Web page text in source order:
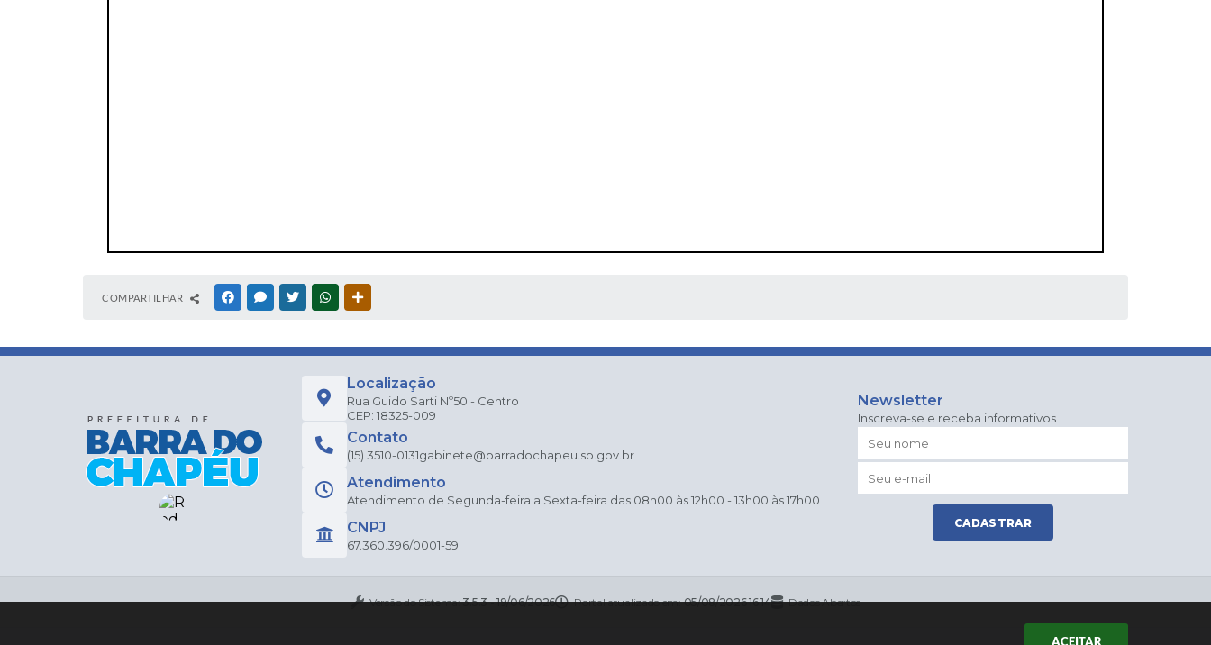
ACEITAR
COMPARTILHAR FACEBOOKMESSENGER
TWITTERWHATSAPP
Localização
Rua Guido Sarti Nº50 - Centro
CEP: 18325-009
Contato
(15) 3510-0131gabinete@barradochapeu.sp.gov.br
Atendimento
Atendimento de Segunda-feira a Sexta-feira das 08h00 às 12h00 - 13h00 às 17h00
CNPJ
67.360.396/0001-59
Newsletter
Inscreva-se e receba informativos
CADASTRAR
Versão do Sistema:3.5.3 - 19/06/2026 Portal atualizado em:05/08/2026 16:14 Dados Abertos